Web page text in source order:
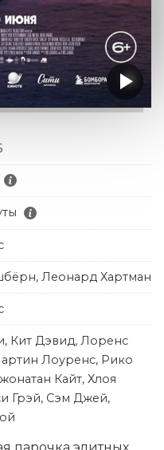
Леонард Хартман
Кит Дэвид, Лоренс
Лоуренс, Рико
Кайт, Хлоя
Грэй, Сэм Джей,